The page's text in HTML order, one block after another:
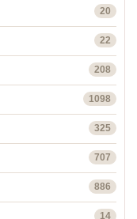
20
22
208
1098
325
707
886
14